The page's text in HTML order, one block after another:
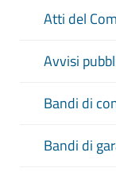
Atti del
Avvisi
Bandi di
Bandi di